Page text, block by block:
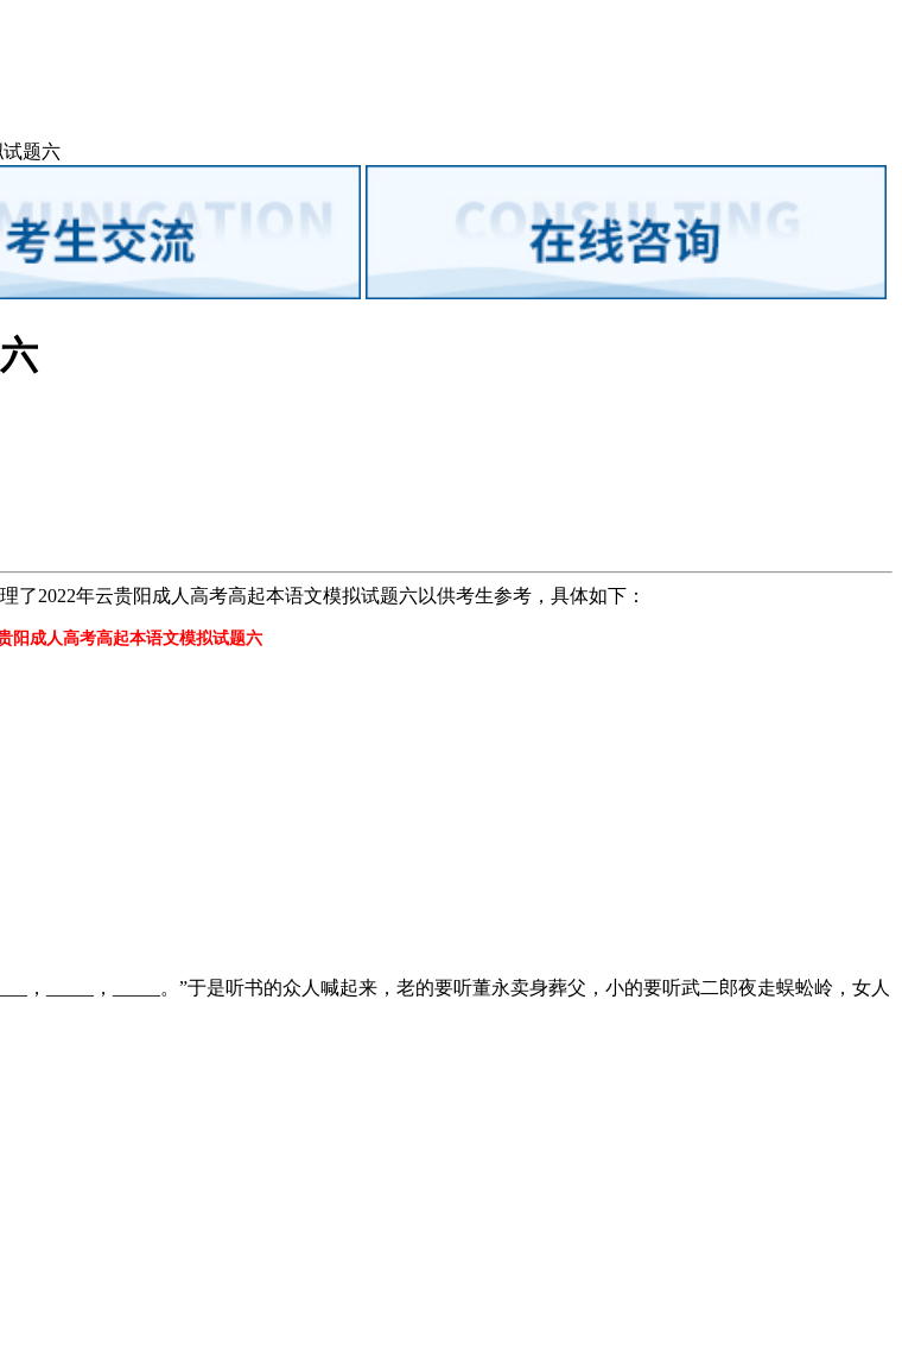
试题六
了2022年云贵阳成人高考高起本语文模拟试题六以供考生参考，具体如下：
阳成人高考高起本语文模拟试题六
，_____，_____。”于是听书的众人喊起来，老的要听董永卖身葬父，小的要听武二郎夜走蜈蚣岭，女人